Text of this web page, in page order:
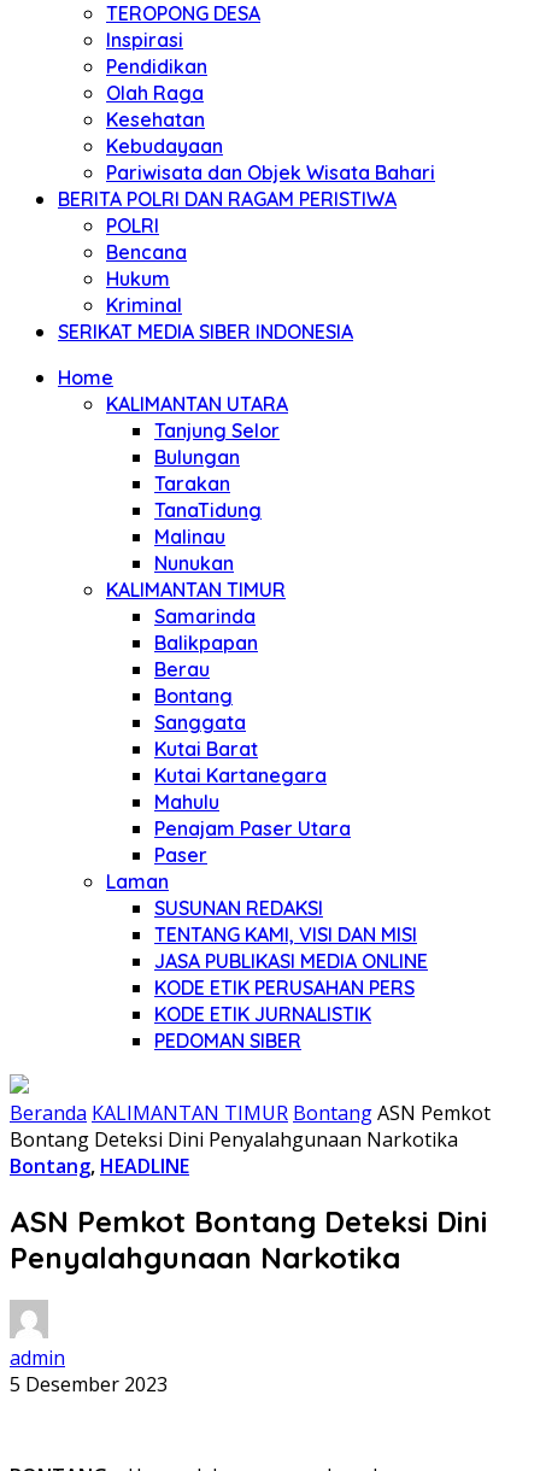
TEROPONG DESA
Inspirasi
Pendidikan
Olah Raga
Kesehatan
Kebudayaan
Pariwisata dan Objek Wisata Bahari
BERITA POLRI DAN RAGAM PERISTIWA
POLRI
Bencana
Hukum
Kriminal
SERIKAT MEDIA SIBER INDONESIA
Home
KALIMANTAN UTARA
Tanjung Selor
Bulungan
Tarakan
TanaTidung
Malinau
Nunukan
KALIMANTAN TIMUR
Samarinda
Balikpapan
Berau
Bontang
Sanggata
Kutai Barat
Kutai Kartanegara
Mahulu
Penajam Paser Utara
Paser
Laman
SUSUNAN REDAKSI
TENTANG KAMI, VISI DAN MISI
JASA PUBLIKASI MEDIA ONLINE
KODE ETIK PERUSAHAN PERS
KODE ETIK JURNALISTIK
PEDOMAN SIBER
Beranda KALIMANTAN TIMUR BontangASN Pemkot
Bontang Deteksi Dini Penyalahgunaan Narkotika
Bontang, HEADLINE
ASN Pemkot Bontang Deteksi Dini
Penyalahgunaan Narkotika
admin
5 Desember 2023